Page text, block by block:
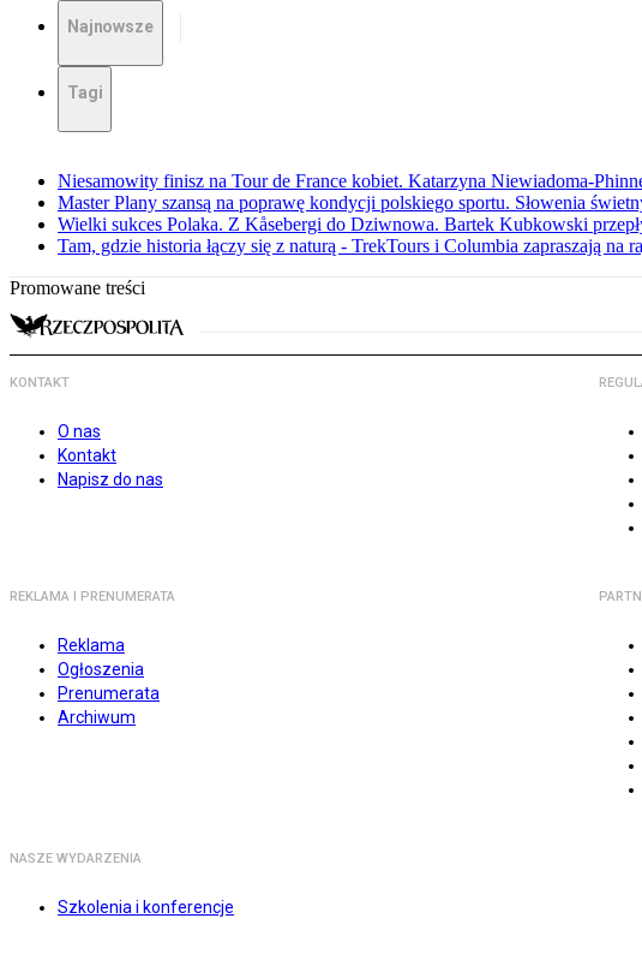
Najnowsze
Tagi
Niesamowity finisz na Tour de France kobiet. Katarzyna Niewiadoma-
Master Plany szansą na poprawę kondycji polskiego sportu. Słowenia
Wielki sukces Polaka. Z Kåsebergi do Dziwnowa. Bartek Kubkowski
Tam, gdzie historia łączy się z naturą - TrekTours i Columbia zapraszają na
Promowane treści
KONTAKT
O nas
Kontakt
Napisz do nas
REKLAMA I PRENUMERATA
Reklama
Ogłoszenia
Prenumerata
Archiwum
NASZE WYDARZENIA
Szkolenia i konferencje